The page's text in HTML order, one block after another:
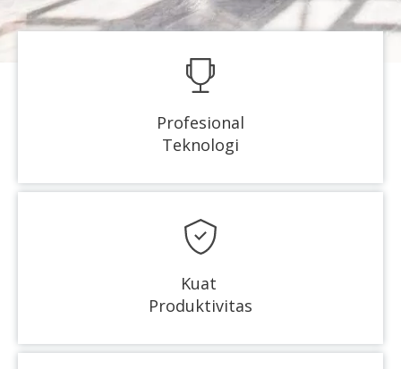
Profesional
Teknologi
Kuat
Produktivitas